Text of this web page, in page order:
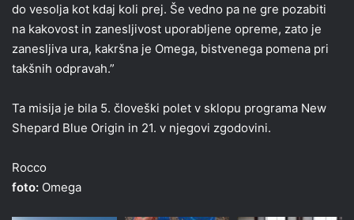
do vesolja kot kdaj koli prej. Še vedno pa ne gre pozabiti
na kakovost in zanesljivost uporabljene opreme, zato je
zanesljiva ura, kakršna je Omega, bistvenega pomena pri
takšnih odpravah.”
Ta misija je bila 5. človeški polet v sklopu programa New
Shepard Blue Origin in 21. v njegovi zgodovini.
Rocco
foto: Omega